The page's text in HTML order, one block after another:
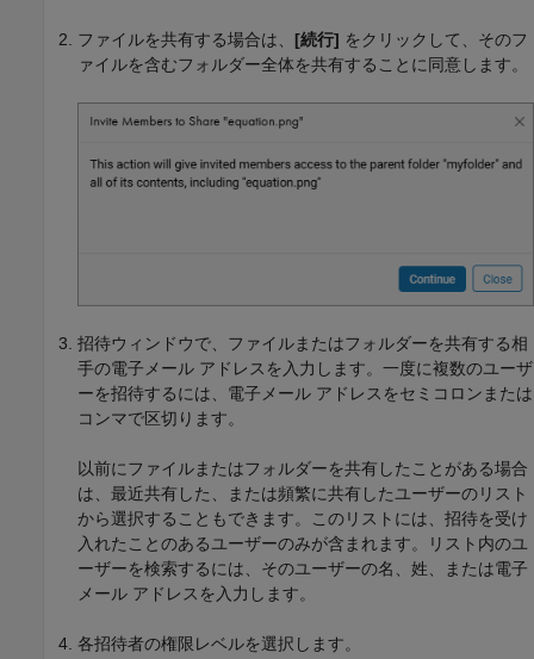
ファイルを共有する場合は、 [続行] をクリックして、そのフ
ァイルを含むフォルダー全体を共有することに同意します。
招待ウィンドウで、ファイルまたはフォルダーを共有する相
手の電子メール アドレスを入力します。一度に複数のユーザ
ーを招待するには、電子メール アドレスをセミコロンまたは
コンマで区切ります。
以前にファイルまたはフォルダーを共有したことがある場合
は、最近共有した、または頻繁に共有したユーザーのリスト
から選択することもできます。このリストには、招待を受け
入れたことのあるユーザーのみが含まれます。リスト内のユ
ーザーを検索するには、そのユーザーの名、姓、または電子
メール アドレスを入力します。
各招待者の権限レベルを選択します。